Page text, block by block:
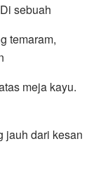
sebuah
temaram,
meja kayu.
jauh dari kesan